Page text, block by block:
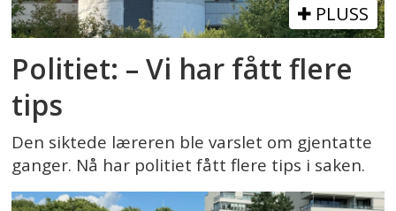
PLUSS
Politiet: – Vi har fått flere
tips
Den siktede læreren ble varslet om gjentatte
ganger. Nå har politiet fått flere tips i saken.